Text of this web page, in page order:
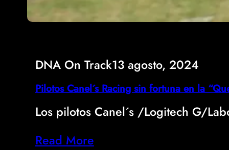
DNA On Track13 agosto, 2024
Pilotos Canel´s Racing sin fortuna en la
Los pilotos Canel´s /Logitech G/
Read More